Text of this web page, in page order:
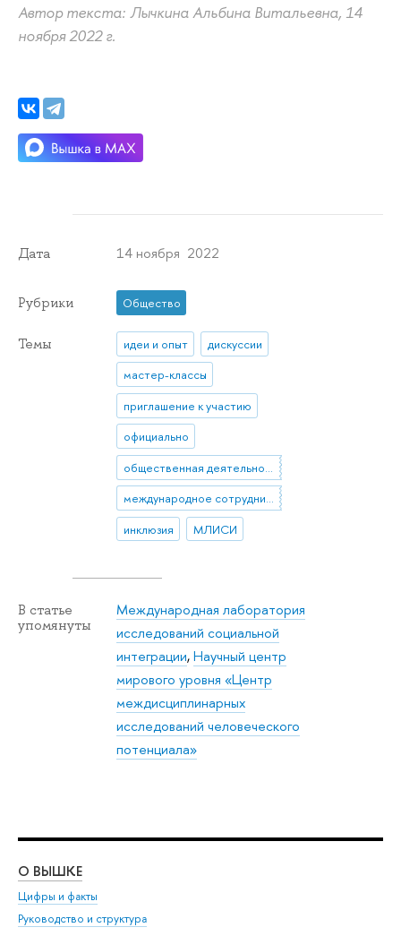
Автор текста: Лычкина Альбина Витальевна, 14
ноября 2022 г.
Дата 14 ноября 2022
Рубрики Общество
Темы идеи и опыт
дискуссии
мастер-классы
приглашение к участию
официально
общественная деятельность
международное сотрудничество
инклюзия
МЛИСИ
В статье
упомянуты
Международная лаборатория
исследований социальной
интеграции,Научный центр
мирового уровня «Центр
междисциплинарных
исследований человеческого
потенциала»
О ВЫШКЕ
Цифры и факты
Руководство и структура